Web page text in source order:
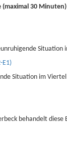
30 Minuten)
Situation
E1)
Situation im
behandelt diese